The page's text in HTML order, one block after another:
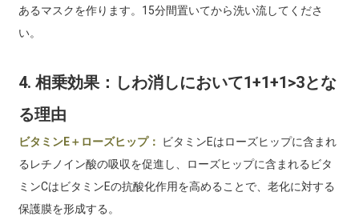
あるマスクを作ります。15分間置いてから洗い流してくださ
い。
4. 相乗効果：しわ消しにおいて1+1+1>3とな
る理由
ビタミンE＋ローズヒップ：
ビタミンEはローズヒップに含まれ
るレチノイン酸の吸収を促進し、ローズヒップに含まれるビタ
ミンCはビタミンEの抗酸化作用を高めることで、老化に対する
保護膜を形成する。